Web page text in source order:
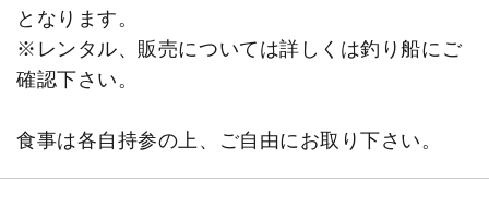
となります。
※レンタル、販売については詳しくは釣り船にご
確認下さい。
食事は各自持参の上、ご自由にお取り下さい。